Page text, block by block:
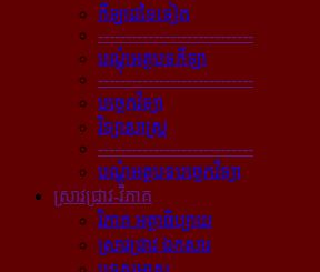
កីឡាដទៃទៀត
----------------------------
បណ្ដុំអត្ថបទកីឡា
----------------------------
បច្ចេកវិទ្យា
វិទ្យាសាស្ត្រ
----------------------------
បណ្ដុំអត្ថបទបច្ចេកវិទ្យា
ស្រាវជ្រាវ-វិភាគ
វិភាគ អត្ថាធិប្បាយ
ស្រាវជ្រាវ ឯកសារ